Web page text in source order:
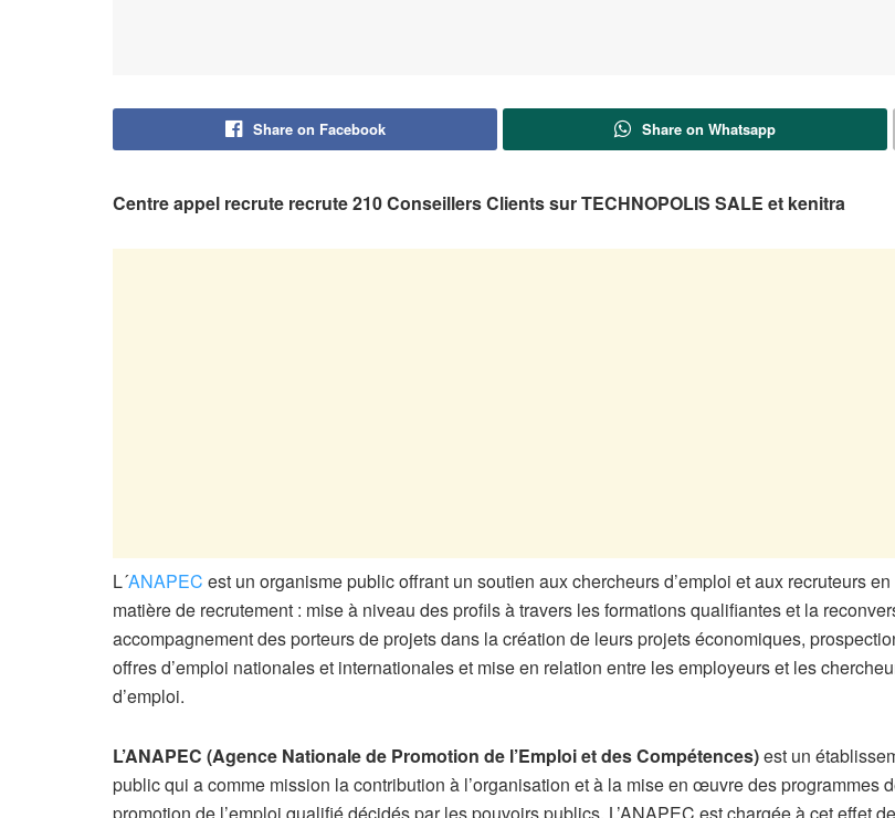
Share on Facebook Share on Whatsapp
Centre appel recrute recrute 210 Conseillers Clients sur TECHNOPOLIS SALE et kenitra
L´ANAPEC est un organisme public offrant un soutien aux chercheurs d’emploi et aux recruteurs en
matière de recrutement : mise à niveau des profils à travers les formations qualifiantes et la
accompagnement des porteurs de projets dans la création de leurs projets économiques,
offres d’emploi nationales et internationales et mise en relation entre les employeurs et les
d’emploi.
L’ANAPEC (Agence Nationale de Promotion de l’Emploi et des Compétences)est un
public qui a comme mission la contribution à l’organisation et à la mise en œuvre des programmes
promotion de l’emploi qualifié décidés par les pouvoirs publics. L’ANAPEC est chargée à cet effet